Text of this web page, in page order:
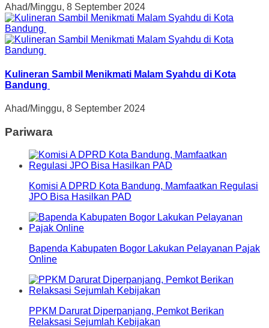
Ahad/Minggu, 8 September 2024
Kulineran Sambil Menikmati Malam Syahdu di Kota
Bandung
Ahad/Minggu, 8 September 2024
Pariwara
Komisi A DPRD Kota Bandung, Mamfaatkan Regulasi
JPO Bisa Hasilkan PAD
Bapenda Kabupaten Bogor Lakukan Pelayanan Pajak
Online
PPKM Darurat Diperpanjang, Pemkot Berikan
Relaksasi Sejumlah Kebijakan